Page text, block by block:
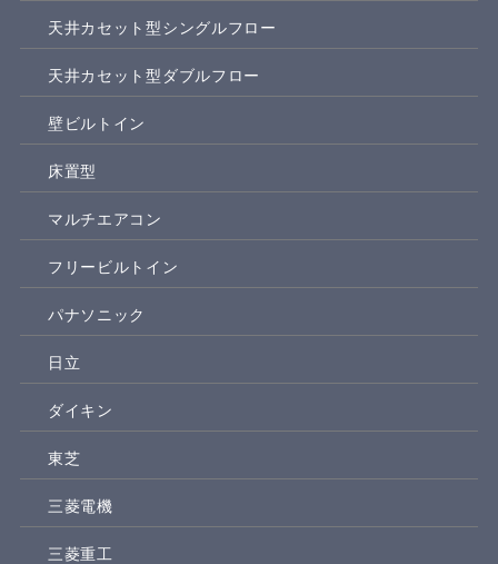
天井カセット型シングルフロー
天井カセット型ダブルフロー
壁ビルトイン
床置型
マルチエアコン
フリービルトイン
パナソニック
日立
ダイキン
東芝
三菱電機
三菱重工